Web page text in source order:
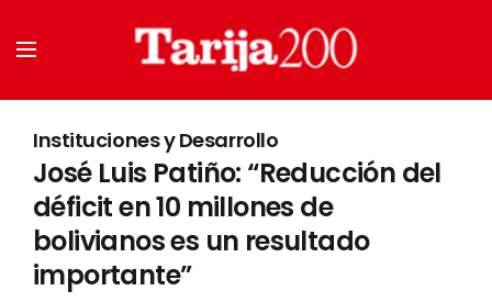
Instituciones y Desarrollo
José Luis Patiño: “Reducción del
déficit en 10 millones de
bolivianos es un resultado
importante”